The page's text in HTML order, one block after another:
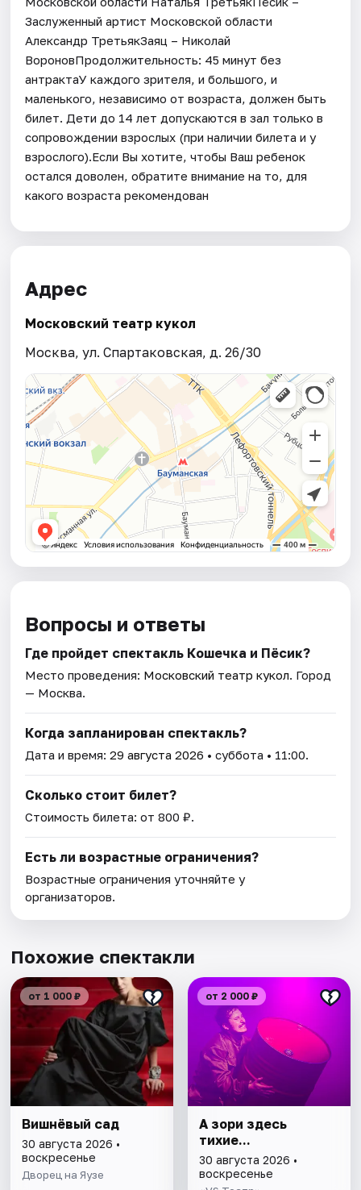
Заслуженный артист Московской области
Александр ТретьякЗаяц – Николай
ВороновПродолжительность: 45 минут без
антрактаУ каждого зрителя, и большого, и
маленького, независимо от возраста, должен быть
билет. Дети до 14 лет допускаются в зал только в
сопровождении взрослых (при наличии билета и у
взрослого).Если Вы хотите, чтобы Ваш ребенок
остался доволен, обратите внимание на то, для
какого возраста рекомендован
Адрес
Московский театр кукол
Москва, ул. Спартаковская, д. 26/30
Вопросы и ответы
Где пройдет спектакль Кошечка и Пёсик?
Место проведения: Московский театр кукол. Город
— Москва.
Когда запланирован спектакль?
Дата и время:29 августа 2026 • суббота • 11:00.
Сколько стоит билет?
Стоимость билета: от 800 ₽.
Есть ли возрастные ограничения?
Возрастные ограничения уточняйте у
организаторов.
Похожие спектакли
от 1 000 ₽
Вишнёвый сад
30 августа 2026 •
воскресенье
Дворец на Яузе
от 2 000 ₽
А зори здесь
тихие...
30 августа 2026 •
воскресенье